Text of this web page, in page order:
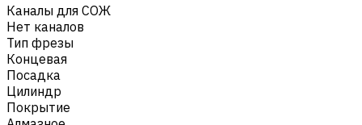
Каналы для СОЖ
Нет каналов
Тип фрезы
Концевая
Посадка
Цилиндр
Покрытие